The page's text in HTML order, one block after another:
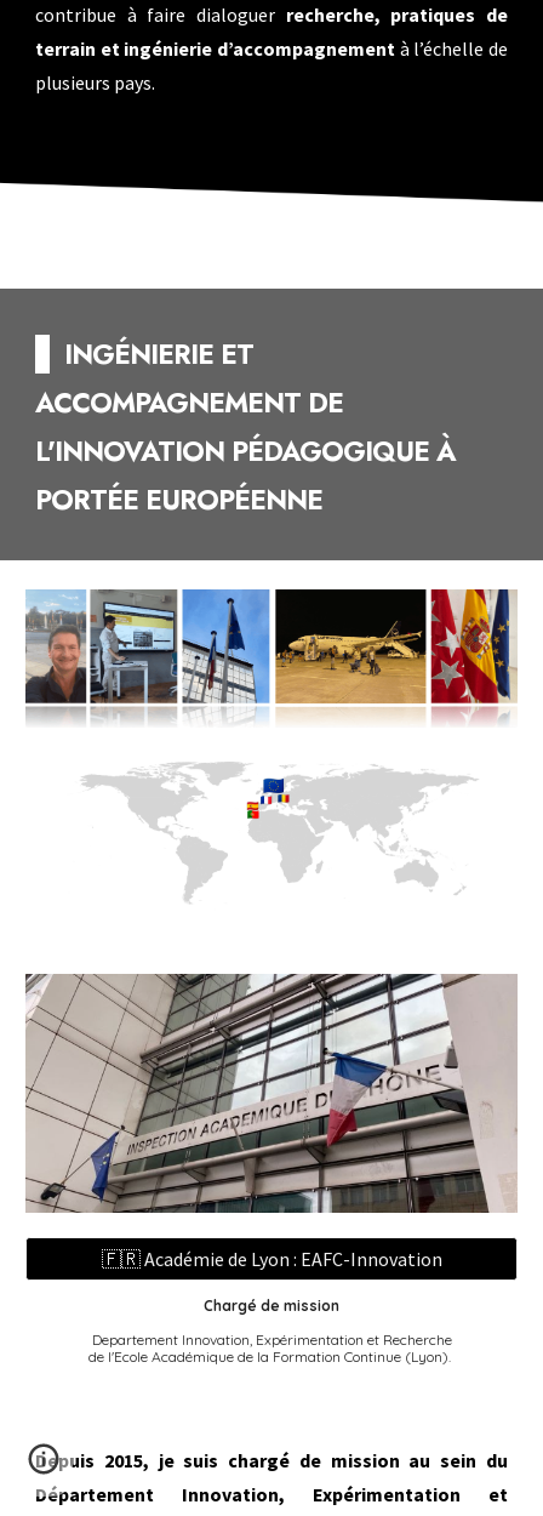
contribue à faire dialoguer recherche, pratiques de
terrain et ingénierie d’accompagnement à l’échelle de
plusieurs pays.
INGÉNIERIE ET
ACCOMPAGNEMENT DE
L'INNOVATION PÉDAGOGIQUE À
PORTÉE EUROPÉENNE
🇫🇷 Académie de Lyon : EAFC-Innovation
Chargé de mission
Departement Innovation, Expérimentation et Recherche
de l'Ecole Académique de la Formation Continue (Lyon).
Depuis 2015, je suis chargé de mission au sein du
Département Innovation, Expérimentation et